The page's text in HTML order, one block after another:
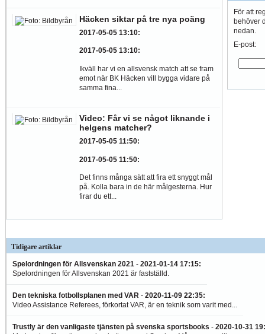
Häcken siktar på tre nya poäng
2017-05-05 13:10:
2017-05-05 13:10:
Ikväll har vi en allsvensk match att se fram
emot när BK Häcken vill bygga vidare på
samma fina...
Video: Får vi se något liknande i
helgens matcher?
2017-05-05 11:50:
2017-05-05 11:50:
Det finns många sätt att fira ett snyggt mål
på. Kolla bara in de här målgesterna. Hur
firar du ett...
För att
behöver
nedan.
E-post:
Tidigare artiklar
Spelordningen för Allsvenskan 2021 - 2021-01-14 17:15:
Spelordningen för Allsvenskan 2021 är fastställd.
Den tekniska fotbollsplanen med VAR - 2020-11-09 22:35:
Video Assistance Referees, förkortat VAR, är en teknik som varit med...
Trustly är den vanligaste tjänsten på svenska sportsbooks - 2020-10-31